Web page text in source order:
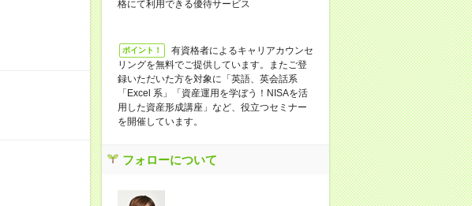
格にて利用できる優待サービス
ポイント！
有資格者によるキャリアカウンセ
リングを無料でご提供しています。またご登
録いただいた方を対象に「英語、英会話系
「Excel 系」「資産運用を学ぼう！NISAを活
用した資産形成講座」など、役立つセミナー
を開催しています。
フォローについて